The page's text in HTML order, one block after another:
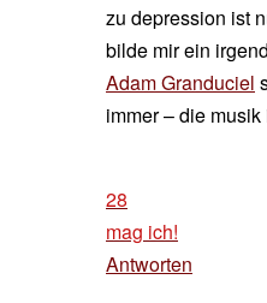
zu depression ist
bilde mir ein
Adam Granduciel
immer – die musik
28
mag ich!
Antworten